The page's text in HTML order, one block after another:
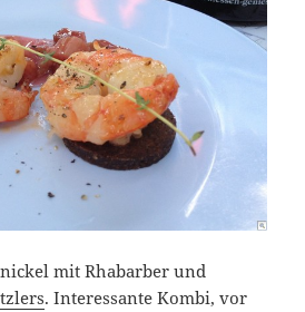
mit Rhabarber und
. Interessante Kombi, vor